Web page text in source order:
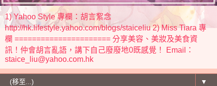
1) Yahoo Style 專欄：胡言絮念
http://hk.lifestyle.yahoo.com/blogs/staiceliu 2) Miss Tiara 專
欄 ====================== 分享美容、美妝及美食資
訊！仲會胡言亂語，講下自己廢廢地0既感覺！ Email：
staice_liu@yahoo.com.hk
▼